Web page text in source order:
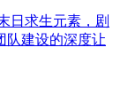
日求生元素，剧
队建设的深度让